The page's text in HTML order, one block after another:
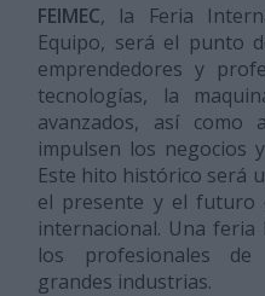
FEIMEC, la Feria
Equipo, será el punto
emprendedores y
tecnologías, la
avanzados, así como
impulsen los negocios
Este hito histórico será
el presente y el futuro
internacional. Una feria
los profesionales de
grandes industrias.